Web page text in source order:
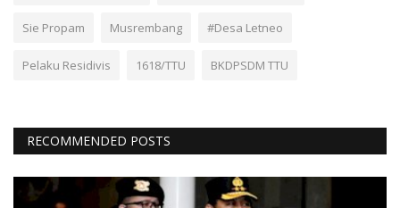
Sie Propam Musrembang #Desa Letneo
Pelaku Residivis 1618/TTU BKDPSDM TTU
RECOMMENDED POSTS